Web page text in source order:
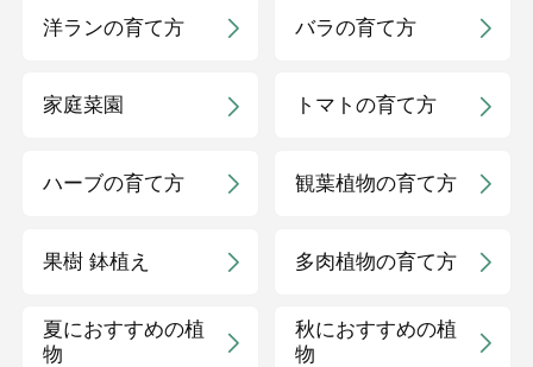
洋ランの育て方 バラの育て方
家庭菜園 トマトの育て方
ハーブの育て方 観葉植物の育て方
果樹 鉢植え 多肉植物の育て方
夏におすすめの植
物
秋におすすめの植
物